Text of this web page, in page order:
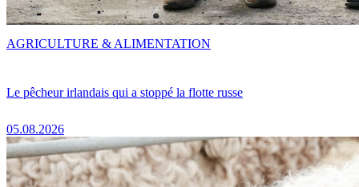
Le pêcheur irlandais qui a stoppé la flotte russe
05.08.2026
AGRICULTURE & ALIMENTATION